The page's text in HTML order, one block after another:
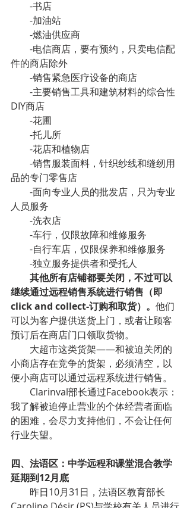
-书店
-加油站
-燃油供应商
-电信商店，要有预约，只卖电信配
件的商店除外
-销售紧急医疗设备的商店
-主要销售工具和建筑材料的综合性
DIY商店
-花圃
-托儿所
-花店和植物店
-销售服装面料，针织纱线和缝纫用
品的专门零售店
-面向专业人员的批发店，只为专业
人员服务
-洗衣店
-车行，仅限故障和维修服务
-自行车店，仅限保养和维修服务
-独立服务提供者和受托人
其他所有店铺都要关闭，不过可以
继续通过远程销售系统进行销售（即
click and collect-订购和取货）。 他们
可以为客户提供送货上门，或者让顾客
预订后在商店门口领取货物。
大超市这类货架——和被迫关闭的
小商店存在竞争的货架，必须清空，以
便小商店可以通过远程系统进行销售。
Clarinval部长通过Facebook表示：
我了解被迫停止营业的个体经营者面临
的困难，会尽力支持他们，不会让任何
行业失望。
四、法语区：中学远程和课堂混合教学
延期到12月底
昨日10月31日，法语区教育部长